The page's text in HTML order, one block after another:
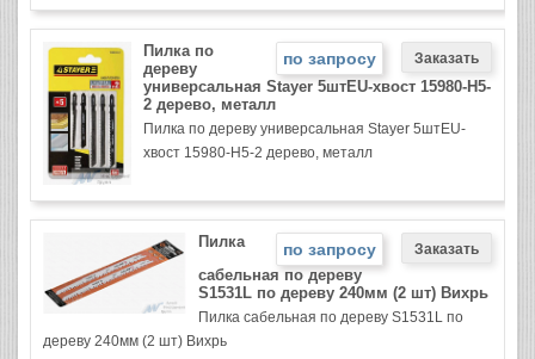
по запросу
Пилка по
дереву
универсальная Stayer 5штEU-хвост 15980-Н5-
2 дерево, металл
Пилка по дереву универсальная Stayer 5штEU-
хвост 15980-Н5-2 дерево, металл
по запросу
Пилка
сабельная по дереву
S1531L по дереву 240мм (2 шт) Вихрь
Пилка сабельная по дереву S1531L по
дереву 240мм (2 шт) Вихрь